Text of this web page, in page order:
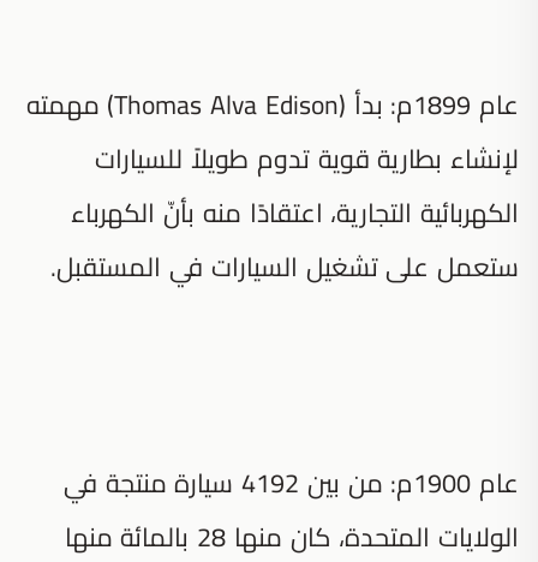
عام 1899م: بدأ (Thomas Alva Edison) مهمته
لإنشاء بطارية قوية تدوم طويلاً للسيارات
الكهربائية التجارية، اعتقادًا منه بأنّ الكهرباء
ستعمل على تشغيل السيارات في المستقبل.
عام 1900م: من بين 4192 سيارة منتجة في
الولايات المتحدة، كان منها 28 بالمائة منها